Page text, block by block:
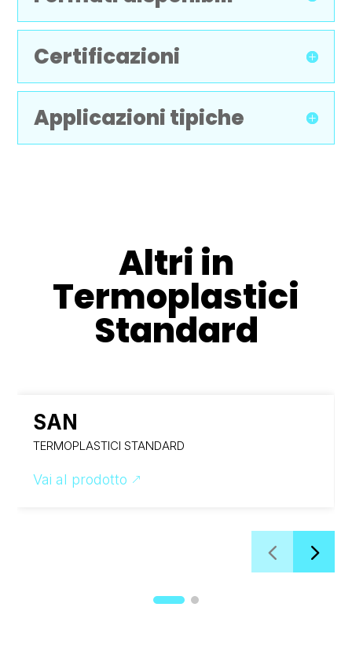
Certificazioni
Applicazioni tipiche
Altri in
Termoplastici
Standard
SAN
TERMOPLASTICI STANDARD
Vai al prodotto &